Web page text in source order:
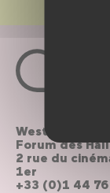
Westfield
Forum des
2 rue du
1er
+33 (0)1 44